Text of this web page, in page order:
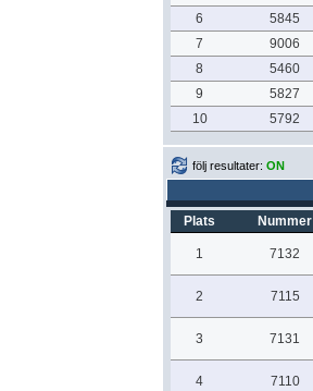
6
5845
7
9006
8
5460
9
5827
10
5792
följ resultater: ON
Plats Nummer
1 7132
2 7115
3 7131
4 7110